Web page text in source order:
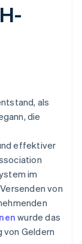
als
die
effektiver
im
von
wurde das
Geldern